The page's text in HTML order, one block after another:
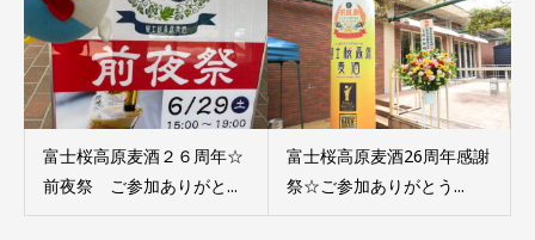
富士桜高原麦酒２６周年☆
前夜祭 ご参加ありがと...
富士桜高原麦酒26周年感謝
祭☆ご参加ありがとう...